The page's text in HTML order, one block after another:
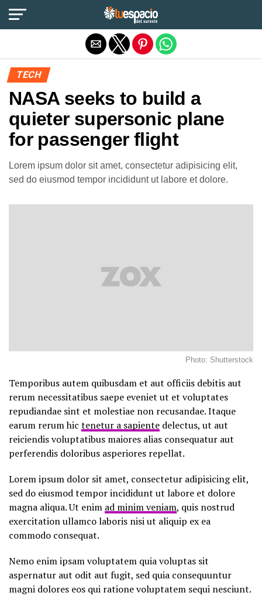
TECH
NASA seeks to build a
quieter supersonic plane
for passenger flight
Lorem ipsum dolor sit amet, consectetur adipisicing elit,
sed do eiusmod tempor incididunt ut labore et dolore.
Photo: Shutterstock
Temporibus autem quibusdam et aut officiis debitis aut
rerum necessitatibus saepe eveniet ut et voluptates
repudiandae sint et molestiae non recusandae. Itaque
earum rerum hic tenetur a sapiente delectus, ut aut
reiciendis voluptatibus maiores alias consequatur aut
perferendis doloribus asperiores repellat.
Lorem ipsum dolor sit amet, consectetur adipisicing elit,
sed do eiusmod tempor incididunt ut labore et dolore
magna aliqua. Ut enim ad minim veniam, quis nostrud
exercitation ullamco laboris nisi ut aliquip ex ea
commodo consequat.
Nemo enim ipsam voluptatem quia voluptas sit
aspernatur aut odit aut fugit, sed quia consequuntur
magni dolores eos qui ratione voluptatem sequi nesciunt.
Salir de la versión móvil